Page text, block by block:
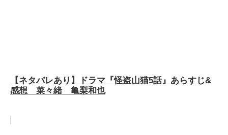
【ネタバレあり】ドラマ『怪盗山猫5話』あらすじ&
感想 菜々緒 亀梨和也